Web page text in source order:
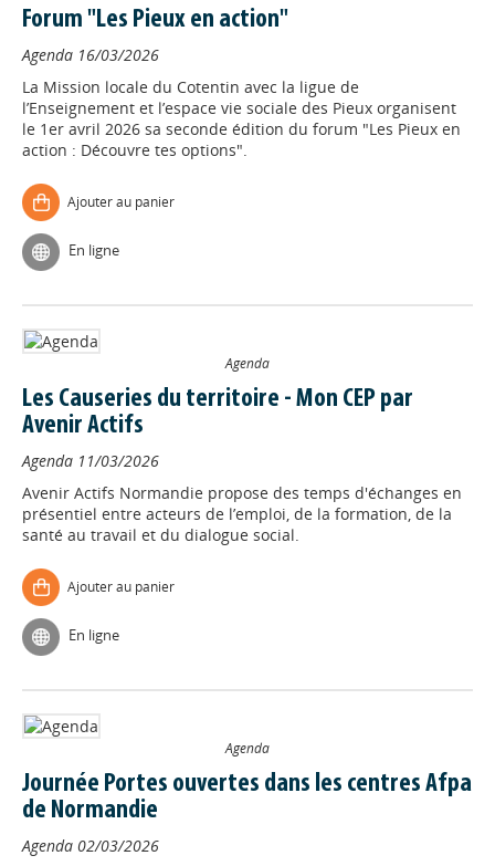
Forum "Les Pieux en action"
Agenda 16/03/2026
La Mission locale du Cotentin avec la ligue de
l’Enseignement et l’espace vie sociale des Pieux organisent
le 1er avril 2026 sa seconde édition du forum "Les Pieux en
action : Découvre tes options".
Ajouter au panier
En ligne
Agenda
Les Causeries du territoire - Mon CEP par
Avenir Actifs
Agenda 11/03/2026
Avenir Actifs Normandie propose des temps d'échanges en
présentiel entre acteurs de l’emploi, de la formation, de la
santé au travail et du dialogue social.
Ajouter au panier
En ligne
Agenda
Journée Portes ouvertes dans les centres Afpa
de Normandie
Agenda 02/03/2026